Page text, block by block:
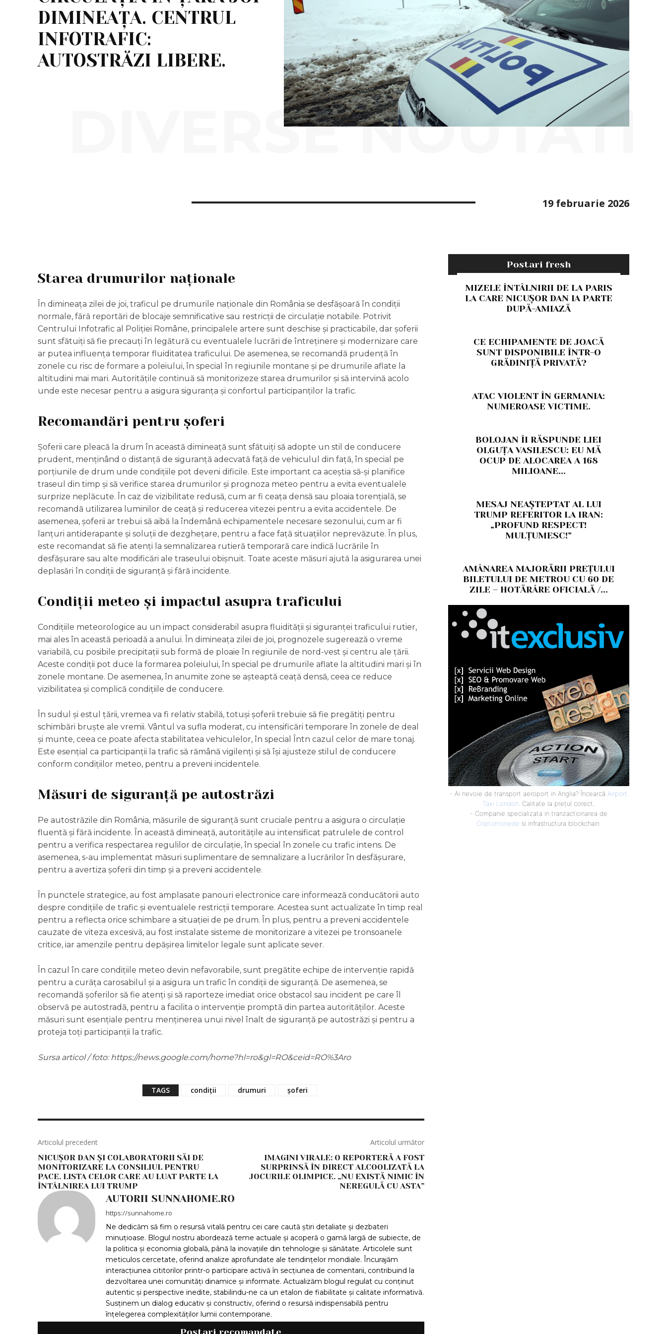
DIMINEAȚA. CENTRUL
INFOTRAFIC:
AUTOSTRĂZI LIBERE.
DIVERSE NOUTATI
19 februarie 2026
Starea drumurilor naționale
În dimineața zilei de joi, traficul pe drumurile naționale din România se desfășoară în condiții
normale, fără reportări de blocaje semnificative sau restricții de circulație notabile. Potrivit
Centrului Infotrafic al Poliției Române, principalele artere sunt deschise și practicabile, dar șoferii
sunt sfătuiți să fie precauți în legătură cu eventualele lucrări de întreținere și modernizare care
ar putea influența temporar fluiditatea traficului. De asemenea, se recomandă prudență în
zonele cu risc de formare a poleiului, în special în regiunile montane și pe drumurile aflate la
altitudini mai mari. Autoritățile continuă să monitorizeze starea drumurilor și să intervină acolo
unde este necesar pentru a asigura siguranța și confortul participanților la trafic.
Recomandări pentru șoferi
Șoferii care pleacă la drum în această dimineață sunt sfătuiți să adopte un stil de conducere
prudent, menținând o distanță de siguranță adecvată față de vehiculul din față, în special pe
porțiunile de drum unde condițiile pot deveni dificile. Este important ca aceștia să-și planifice
traseul din timp și să verifice starea drumurilor și prognoza meteo pentru a evita eventualele
surprize neplăcute. În caz de vizibilitate redusă, cum ar fi ceața densă sau ploaia torențială, se
recomandă utilizarea luminilor de ceață și reducerea vitezei pentru a evita accidentele. De
asemenea, șoferii ar trebui să aibă la îndemână echipamentele necesare sezonului, cum ar fi
lanțuri antiderapante și soluții de dezghețare, pentru a face față situațiilor neprevăzute. În plus,
este recomandat să fie atenți la semnalizarea rutieră temporară care indică lucrările în
desfășurare sau alte modificări ale traseului obișnuit. Toate aceste măsuri ajută la asigurarea unei
deplasări în condiții de siguranță și fără incidente.
Condiții meteo și impactul asupra traficului
Condițiile meteorologice au un impact considerabil asupra fluidității și siguranței traficului rutier,
mai ales în această perioadă a anului. În dimineața zilei de joi, prognozele sugerează o vreme
variabilă, cu posibile precipitații sub formă de ploaie în regiunile de nord-vest și centru ale țării.
Aceste condiții pot duce la formarea poleiului, în special pe drumurile aflate la altitudini mari și în
zonele montane. De asemenea, în anumite zone se așteaptă ceață densă, ceea ce reduce
vizibilitatea și complică condițiile de conducere.
În sudul și estul țării, vremea va fi relativ stabilă, totuși șoferii trebuie să fie pregătiți pentru
schimbări bruște ale vremii. Vântul va sufla moderat, cu intensificări temporare în zonele de deal
și munte, ceea ce poate afecta stabilitatea vehiculelor, în special Întn cazul celor de mare tonaj.
Este esențial ca participanții la trafic să rămână vigilenți și să își ajusteze stilul de conducere
conform condițiilor meteo, pentru a preveni incidentele.
Măsuri de siguranță pe autostrăzi
Pe autostrăzile din România, măsurile de siguranță sunt cruciale pentru a asigura o circulație
fluentă și fără incidente. În această dimineață, autoritățile au intensificat patrulele de control
pentru a verifica respectarea regulilor de circulație, în special în zonele cu trafic intens. De
asemenea, s-au implementat măsuri suplimentare de semnalizare a lucrărilor în desfășurare,
pentru a avertiza șoferii din timp și a preveni accidentele.
În punctele strategice, au fost amplasate panouri electronice care informează conducătorii auto
despre condițiile de trafic și eventualele restricții temporare. Acestea sunt actualizate în timp real
pentru a reflecta orice schimbare a situației de pe drum. În plus, pentru a preveni accidentele
cauzate de viteza excesivă, au fost instalate sisteme de monitorizare a vitezei pe tronsoanele
critice, iar amenzile pentru depășirea limitelor legale sunt aplicate sever.
În cazul în care condițiile meteo devin nefavorabile, sunt pregătite echipe de intervenție rapidă
pentru a curăța carosabilul și a asigura un trafic în condiții de siguranță. De asemenea, se
recomandă șoferilor să fie atenți și să raporteze imediat orice obstacol sau incident pe care îl
observă pe autostradă, pentru a facilita o intervenție promptă din partea autorităților. Aceste
măsuri sunt esențiale pentru menținerea unui nivel înalt de siguranță pe autostrăzi și pentru a
proteja toți participanții la trafic.
Sursa articol / foto: https://news.google.com/home?hl=ro&gl=RO&ceid=RO%3Aro
TAGS condiții drumuri șoferi
Articolul precedent
NICUȘOR DAN ȘI COLABORATORII SĂI DE
MONITORIZARE LA CONSILIUL PENTRU
PACE. LISTA CELOR CARE AU LUAT PARTE LA
ÎNTÂLNIREA LUI TRUMP
Articolul următor
IMAGINI VIRALE: O REPORTERĂ A FOST
SURPRINSĂ ÎN DIRECT ALCOOLIZATĂ LA
JOCURILE OLIMPICE. „NU EXISTĂ NIMIC ÎN
NEREGULĂ CU ASTA”
AUTORII SUNNAHOME.RO
https://sunnahome.ro
Ne dedicăm să fim o resursă vitală pentru cei care caută știri detaliate și dezbateri
minuțioase. Blogul nostru abordează teme actuale și acoperă o gamă largă de subiecte, de
la politica și economia globală, până la inovațiile din tehnologie și sănătate. Articolele sunt
meticulos cercetate, oferind analize aprofundate ale tendințelor mondiale. Încurajăm
interacțiunea cititorilor printr-o participare activă în secțiunea de comentarii, contribuind la
dezvoltarea unei comunități dinamice și informate. Actualizăm blogul regulat cu conținut
autentic și perspective inedite, stabilindu-ne ca un etalon de fiabilitate și calitate informativă.
Susținem un dialog educativ și constructiv, oferind o resursă indispensabilă pentru
înțelegerea complexităților lumii contemporane.
Postari recomandate
Postari fresh
MIZELE ÎNTÂLNIRII DE LA PARIS
LA CARE NICUȘOR DAN IA PARTE
DUPĂ-AMIAZĂ
CE ECHIPAMENTE DE JOACĂ
SUNT DISPONIBILE ÎNTR-O
GRĂDINIȚĂ PRIVATĂ?
ATAC VIOLENT ÎN GERMANIA:
NUMEROASE VICTIME.
BOLOJAN ÎI RĂSPUNDE LIEI
OLGUȚA VASILESCU: EU MĂ
OCUP DE ALOCAREA A 168
MILIOANE...
MESAJ NEAȘTEPTAT AL LUI
TRUMP REFERITOR LA IRAN:
„PROFUND RESPECT!
MULȚUMESC!”
AMÂNAREA MAJORĂRII PREȚULUI
BILETULUI DE METROU CU 60 DE
ZILE – HOTĂRÂRE OFICIALĂ /...
- Ai nevoie de transport aeroport in Anglia? ÎncearcăAirport
Taxi London. Calitate la prețul corect.
- Companie specializata in tranzactionarea de
Criptomonede si infrastructura blockchain.